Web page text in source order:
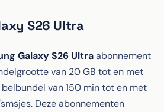
S26 Ultra
Galaxy S26 Ultraabonnement
van 20 GB tot en met
van 150 min tot en met
Deze abonnementen